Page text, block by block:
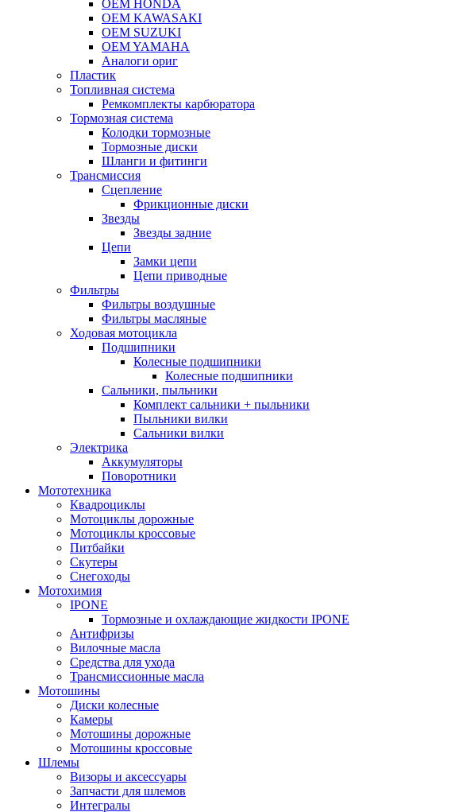
OEM HONDA
OEM KAWASAKI
OEM SUZUKI
OEM YAMAHA
Аналоги ориг
Пластик
Топливная система
Ремкомплекты карбюратора
Тормозная система
Колодки тормозные
Тормозные диски
Шланги и фитинги
Трансмиссия
Cцепление
Фрикционные диски
Звезды
Звезды задние
Цепи
Замки цепи
Цепи приводные
Фильтры
Фильтры воздушные
Фильтры масляные
Ходовая мотоцикла
Подшипники
Колесные подшипники
Колесные подшипники
Сальники, пыльники
Комплект сальники + пыльники
Пыльники вилки
Сальники вилки
Электрика
Аккумуляторы
Поворотники
Мототехника
Квадроциклы
Мотоциклы дорожные
Мотоциклы кроссовые
Питбайки
Скутеры
Снегоходы
Мотохимия
IPONE
Тормозные и охлаждающие жидкости IPONE
Антифризы
Вилочные масла
Средства для ухода
Трансмиссионные масла
Мотошины
Диски колесные
Камеры
Мотошины дорожные
Мотошины кроссовые
Шлемы
Визоры и аксессуары
Запчасти для шлемов
Интегралы